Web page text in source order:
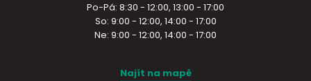
Po-Pá: 8:30 - 12:00, 13:00 - 17:00
So: 9:00 - 12:00, 14:00 - 17:00
Ne: 9:00 - 12:00, 14:00 - 17:00
Najít na mapě